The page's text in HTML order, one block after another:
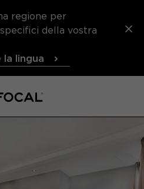
regione per
della vostra
la lingua